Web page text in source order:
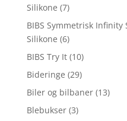
Silikone (7)
BIBS Symmetrisk Infinity
Silikone (6)
BIBS Try It (10)
Bideringe (29)
Biler og bilbaner (13)
Blebukser (3)